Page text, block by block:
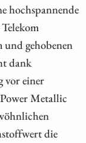
hochspannende
und gehobenen
dank
vor einer
Metallic
die